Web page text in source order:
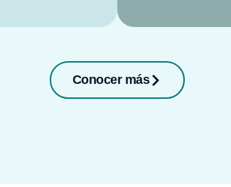
Conocer más